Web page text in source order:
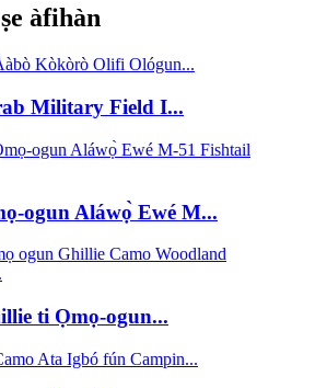
àfihàn
Military Field I...
ogun Aláwọ̀ Ewé M...
ti Ọmọ-ogun...